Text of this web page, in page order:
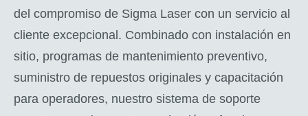
del compromiso de Sigma Laser con un servicio al
cliente excepcional. Combinado con instalación en
sitio, programas de mantenimiento preventivo,
suministro de repuestos originales y capacitación
para operadores, nuestro sistema de soporte